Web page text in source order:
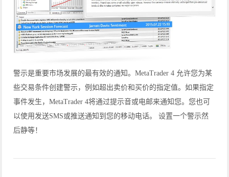
警示是重要市场发展的最有效的通知。MetaTrader 4 允许您为某
些交易条件创建警示，例如超出卖价和买价的指定值。如果指定
事件发生，MetaTrader 4将通过提示音或电邮来通知您。您也可
以使用发送SMS或推送通知到您的移动电话。 设置一个警示然
后静等！